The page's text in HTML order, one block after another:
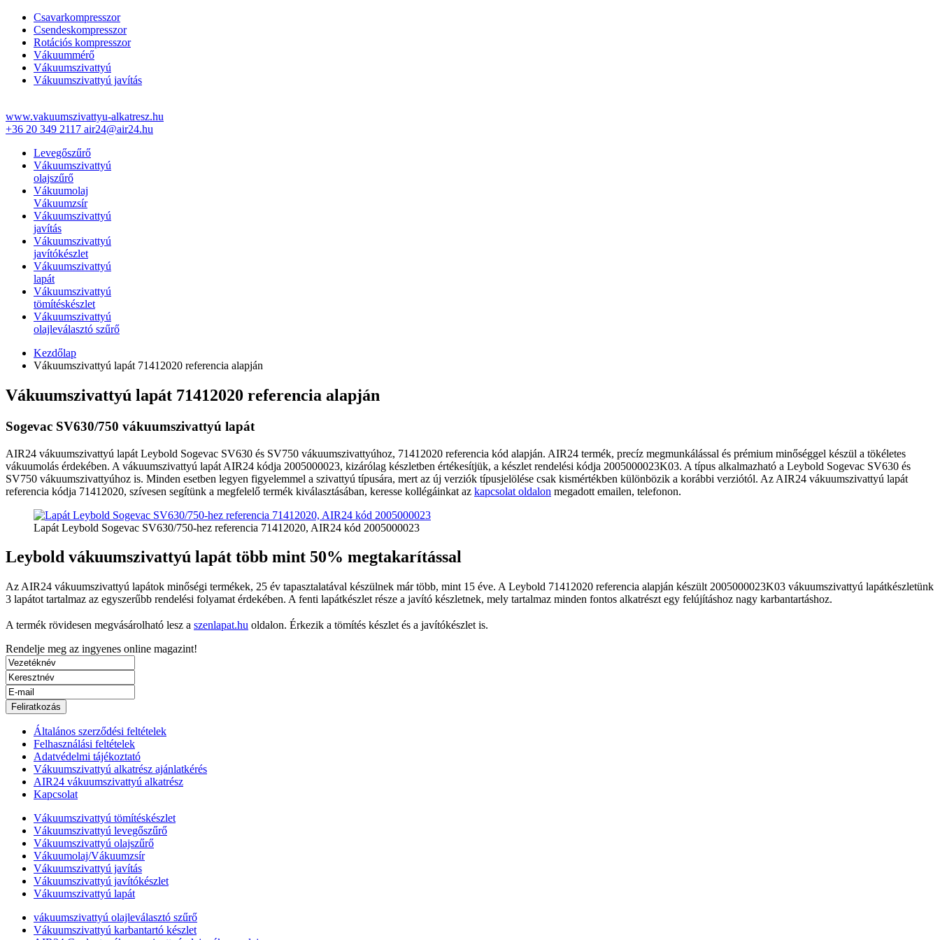
Csavarkompresszor
Csendeskompresszor
Rotációs kompresszor
Vákuummérő
Vákuumszivattyú
Vákuumszivattyú javítás
www.vakuumszivattyu-alkatresz.hu
+36 20 349 2117 air24@air24.hu
Levegőszűrő
Vákuumszivattyú
olajszűrő
Vákuumolaj
Vákuumzsír
Vákuumszivattyú
javítás
Vákuumszivattyú
javítókészlet
Vákuumszivattyú
lapát
Vákuumszivattyú
tömítéskészlet
Vákuumszivattyú
olajleválasztó szűrő
Kezdőlap
Vákuumszivattyú lapát 71412020 referencia alapján
Vákuumszivattyú lapát 71412020 referencia alapján
Sogevac SV630/750 vákuumszivattyú lapát
AIR24 vákuumszivattyú lapát Leybold Sogevac SV630 és SV750 vákuumszivattyúhoz, 71412020 referencia kód alapján. AIR24 termék, precíz megmunkálással és prémium minőséggel készül a tökéletes
vákuumolás érdekében. A vákuumszivattyú lapát AIR24 kódja 2005000023, kizárólag készletben értékesítjük, a készlet rendelési kódja 2005000023K03. A típus alkalmazható a Leybold Sogevac SV630 és
SV750 vákuumszivattyúhoz is. Minden esetben legyen figyelemmel a szivattyú típusára, mert az új verziók típusjelölése csak kismértékben különbözik a korábbi verziótól. Az AIR24 vákuumszivattyú lapát
referencia kódja 71412020, szívesen segítünk a megfelelő termék kiválasztásában, keresse kollégáinkat az kapcsolat oldalon megadott emailen, telefonon.
Lapát Leybold Sogevac SV630/750-hez referencia 71412020, AIR24 kód 2005000023
Leybold vákuumszivattyú lapát több mint 50% megtakarítással
Az AIR24 vákuumszivattyú lapátok minőségi termékek, 25 év tapasztalatával készülnek már több, mint 15 éve. A Leybold 71412020 referencia alapján készült 2005000023K03 vákuumszivattyú lapátkészletünk
3 lapátot tartalmaz az egyszerűbb rendelési folyamat érdekében. A fenti lapátkészlet része a javító készletnek, mely tartalmaz minden fontos alkatrészt egy felújításhoz nagy karbantartáshoz.
A termék rövidesen megvásárolható lesz a szenlapat.hu oldalon. Érkezik a tömítés készlet és a javítókészlet is.
Rendelje meg az ingyenes online magazint!
Általános szerződési feltételek
Felhasználási feltételek
Adatvédelmi tájékoztató
Vákuumszivattyú alkatrész ajánlatkérés
AIR24 vákuumszivattyú alkatrész
Kapcsolat
Vákuumszivattyú tömítéskészlet
Vákuumszivattyú levegőszűrő
Vákuumszivattyú olajszűrő
Vákuumolaj/Vákuumzsír
Vákuumszivattyú javítás
Vákuumszivattyú javítókészlet
Vákuumszivattyú lapát
vákuumszivattyú olajleválasztó szűrő
Vákuumszivattyú karbantartó készlet